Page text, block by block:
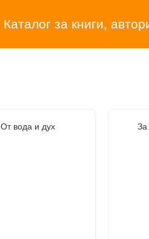
Каталог за книги,
От вода и дух За